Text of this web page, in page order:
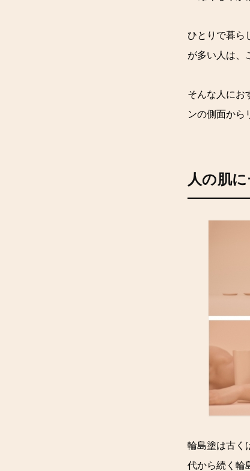
ひとりで暮ら
が多い人は、
そんな人にお
ンの側面から
人の肌
輪島塗は古く
代から続く輪